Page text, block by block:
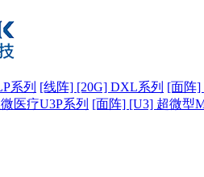
系列 [线阵] [20G] DXL系列 [面阵]
医疗U3P系列 [面阵] [U3] 超微型